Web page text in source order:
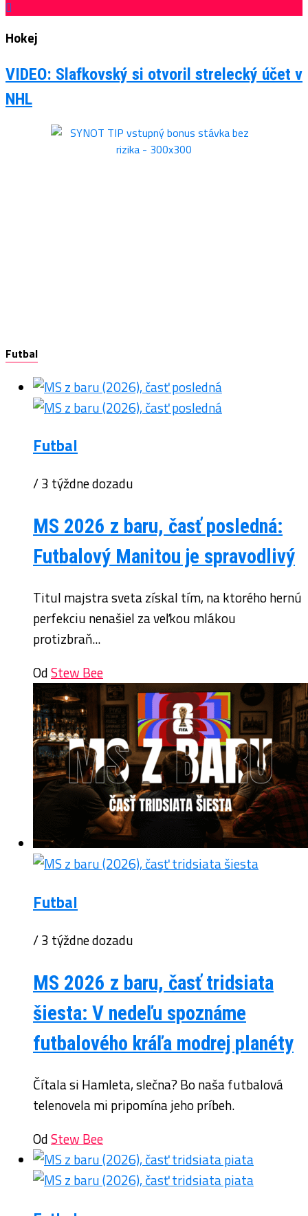
Hokej
VIDEO: Slafkovský si otvoril strelecký účet v
NHL
Futbal
Futbal
/ 3 týždne dozadu
MS 2026 z baru, časť posledná:
Futbalový Manitou je spravodlivý
Titul majstra sveta získal tím, na ktorého hernú
perfekciu nenašiel za veľkou mlákou
protizbraň...
OdStew Bee
Futbal
/ 3 týždne dozadu
MS 2026 z baru, časť tridsiata
šiesta: V nedeľu spoznáme
futbalového kráľa modrej planéty
Čítala si Hamleta, slečna? Bo naša futbalová
telenovela mi pripomína jeho príbeh.
OdStew Bee